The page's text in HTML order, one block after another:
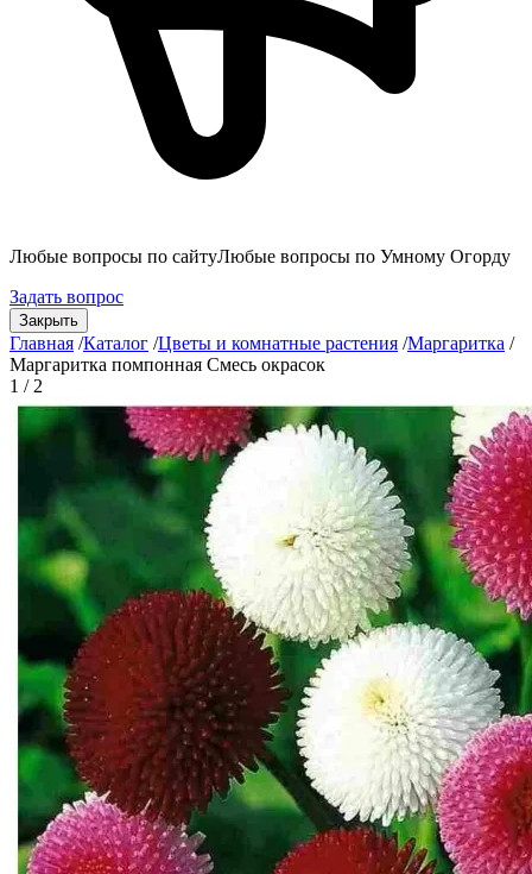
Любые вопросы по сайтуЛюбые вопросы по Умному Огорду
Задать вопрос
Закрыть
Главная /Каталог /Цветы и комнатные растения /Маргаритка /
Маргаритка помпонная Смесь окрасок
1 / 2